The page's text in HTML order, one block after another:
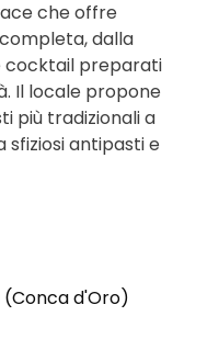
che offre
dalla
cocktail preparati
Il locale propone
più tradizionali a
sfiziosi antipasti e
(Conca d'Oro)